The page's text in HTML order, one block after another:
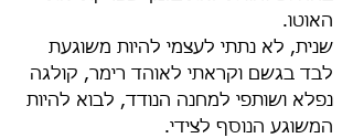
האוטו.
שנית, לא נתתי לעצמי להיות משוגעת
לבד בגשם וקראתי לאוהד רימר, קולגה
נפלא ושותפי למחנה הנודד, לבוא להיות
המשוגע הנוסף לצידי.